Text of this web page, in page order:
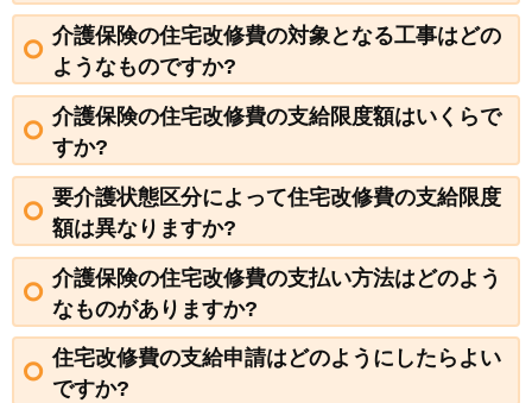
介護保険の住宅改修費の対象となる工事はどの
ようなものですか?
介護保険の住宅改修費の支給限度額はいくらで
すか?
要介護状態区分によって住宅改修費の支給限度
額は異なりますか?
介護保険の住宅改修費の支払い方法はどのよう
なものがありますか?
住宅改修費の支給申請はどのようにしたらよい
ですか?